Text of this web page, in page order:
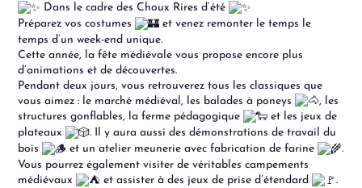
Dans le cadre des Choux Rires d’été
Préparez vos costumes
et venez remonter le temps le
temps d’un week-end unique.
Cette année, la fête médiévale vous propose encore plus
d’animations et de découvertes.
Pendant deux jours, vous retrouverez tous les classiques que
vous aimez : le marché médiéval, les balades à poneys
, les
structures gonflables, la ferme pédagogique
et les jeux de
plateaux
. Il y aura aussi des démonstrations de travail du
bois
et un atelier meunerie avec fabrication de farine
.
Vous pourrez également visiter de véritables campements
médiévaux
et assister à des jeux de prise d’étendard
.